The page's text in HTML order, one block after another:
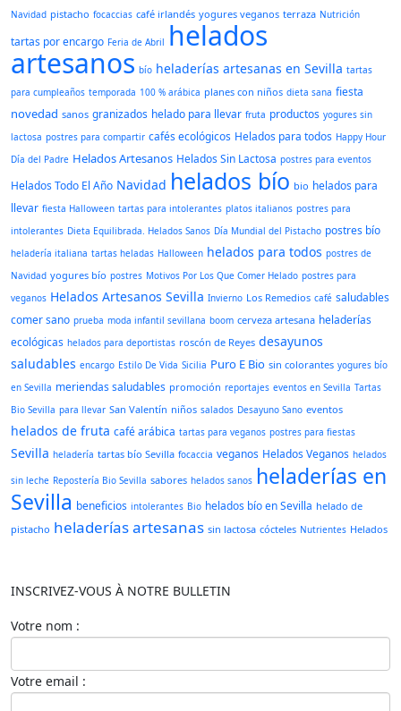
Navidad pistacho focaccias café irlandés yogures veganos terraza Nutrición
tartas por encargo Feria de Abril helados
artesanos bío heladerías artesanas en Sevilla tartas
para cumpleaños temporada 100 % arábica planes con niños dieta sana fiesta
novedad sanos granizados helado para llevar fruta productos yogures sin
lactosa postres para compartir cafés ecológicos Helados para todos Happy Hour
Día del Padre Helados Artesanos Helados Sin Lactosa postres para eventos
Helados Todo El Año Navidad helados bío bio helados para
llevar fiesta Halloween tartas para intolerantes platos italianos postres para
intolerantes Dieta Equilibrada. Helados Sanos Día Mundial del Pistacho postres bío
heladería italiana tartas heladas Halloween helados para todos postres de
Navidad yogures bío postres Motivos Por Los Que Comer Helado postres para
veganos Helados Artesanos Sevilla Invierno Los Remedios café saludables
comer sano prueba moda infantil sevillana boom cerveza artesana heladerías
ecológicas helados para deportistas roscón de Reyes desayunos
saludables encargo Estilo De Vida Sicilia Puro E Bio sin colorantes yogures bío
en Sevilla meriendas saludables promoción reportajes eventos en Sevilla Tartas
Bio Sevilla para llevar San Valentín niños salados Desayuno Sano eventos
helados de fruta café arábica tartas para veganos postres para fiestas
Sevilla heladería tartas bío Sevilla focaccia veganos Helados Veganos helados
sin leche Repostería Bio Sevilla sabores helados sanos heladerías en
Sevilla beneficios intolerantes Bio helados bío en Sevilla helado de
pistacho heladerías artesanas sin lactosa cócteles Nutrientes Helados
INSCRIVEZ-VOUS À NOTRE BULLETIN
Votre nom :
Votre email :